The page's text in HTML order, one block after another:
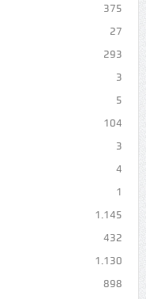
375
27
293
3
5
104
3
4
1
1.145
432
1.130
898